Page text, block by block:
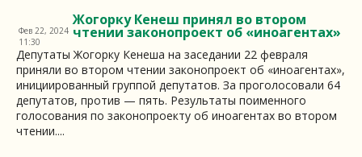
Жогорку Кенеш принял во втором
чтении законопроект об «иноагентах»
Фев 22, 2024
11:30
Депутаты Жогорку Кенеша на заседании 22 февраля
приняли во втором чтении законопроект об «иноагентах»,
инициированный группой депутатов. За проголосовали 64
депутатов, против — пять. Результаты поименного
голосования по законопроекту об иноагентах во втором
чтении....